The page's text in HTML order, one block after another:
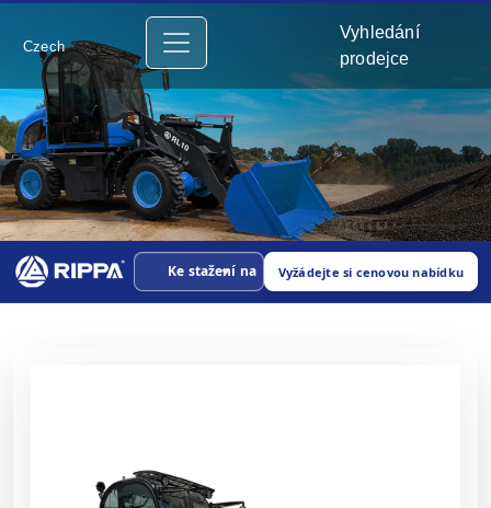
Czech
Vyhledání
prodejce
Ke stažení na Vyžádejte si cenovou nabídku